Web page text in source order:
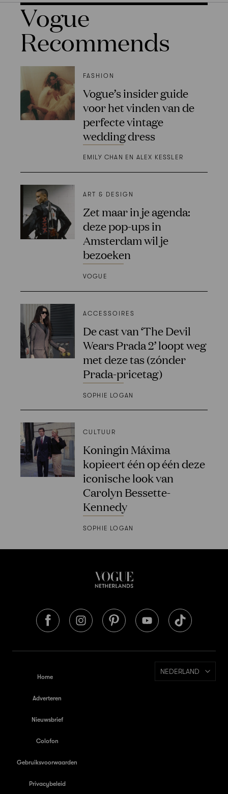
Vogue
Recommends
FASHION
Vogue’s insider guide
voor het vinden van de
perfecte vintage
wedding dress
EMILY CHAN EN ALEX KESSLER
ART & DESIGN
Zet maar in je agenda:
deze pop-ups in
Amsterdam wil je
bezoeken
VOGUE
ACCESSOIRES
De cast van ‘The Devil
Wears Prada 2’ loopt weg
met deze tas (zónder
Prada-pricetag)
SOPHIE LOGAN
CULTUUR
Koningin Máxima
kopieert één op één deze
iconische look van
Carolyn Bessette-
Kennedy
SOPHIE LOGAN
Home
Adverteren
Nieuwsbrief
Colofon
Gebruiksvoorwaarden
Privacybeleid
NEDERLAND